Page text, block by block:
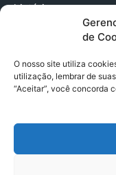
de
O nosso site utiliza
utilização, lembrar de
“Aceitar”, você concorda
história que merece
(91) 98224 -
© 2025 A Província
Trav. Quintino